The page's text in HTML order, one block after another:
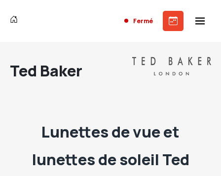
Fermé
Ted Baker
Lunettes de vue et
lunettes de soleil Ted